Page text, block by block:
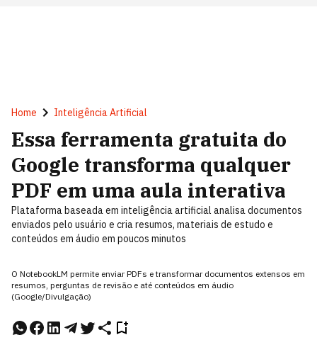
Home Inteligência Artificial
Essa ferramenta gratuita do
Google transforma qualquer
PDF em uma aula interativa
Plataforma baseada em inteligência artificial analisa documentos
enviados pelo usuário e cria resumos, materiais de estudo e
conteúdos em áudio em poucos minutos
O NotebookLM permite enviar PDFs e transformar documentos extensos em
resumos, perguntas de revisão e até conteúdos em áudio
(Google/Divulgação)